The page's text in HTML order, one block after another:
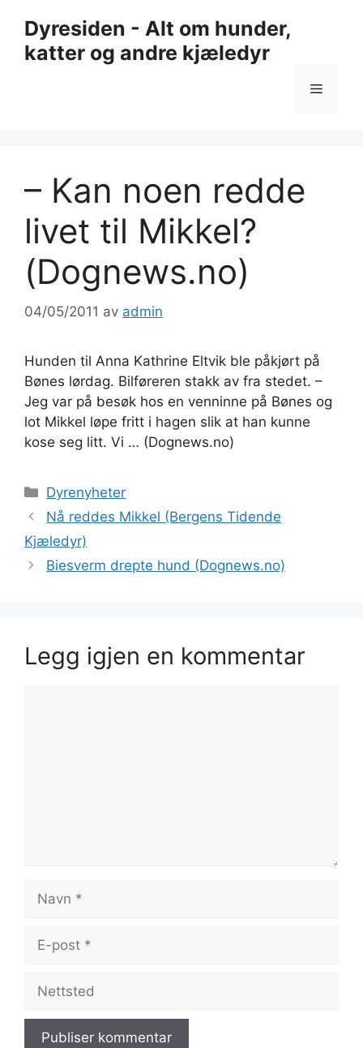
innhold
Dyresiden - Alt om hunder,
katter og andre kjæledyr
Meny
– Kan noen redde
livet til Mikkel?
(Dognews.no)
04/05/2011 av admin
Hunden til Anna Kathrine Eltvik ble påkjørt på
Bønes lørdag. Bilføreren stakk av fra stedet. –
Jeg var på besøk hos en venninne på Bønes og
lot Mikkel løpe fritt i hagen slik at han kunne
kose seg litt. Vi … (Dognews.no)
Kategorier
Dyrenyheter
Nå reddes Mikkel (Bergens Tidende
Kjæledyr)
Biesverm drepte hund (Dognews.no)
Legg igjen en kommentar
post